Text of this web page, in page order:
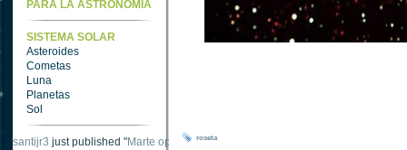
PARA LA ASTRONOMÍA
SISTEMA SOLAR
Asteroides
Cometas
Luna
Planetas
Sol
santijr3 just published "Marte oposición 2020
roseta